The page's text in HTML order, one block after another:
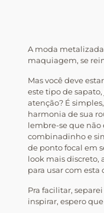
A moda
maquiagem, se
Mas você deve
este tipo de
atenção? É
harmonia de sua
lembre-se que não
combinadinho e
de ponto focal em
look mais discreto,
para usar com esta
Pra facilitar,
inspirar, espero